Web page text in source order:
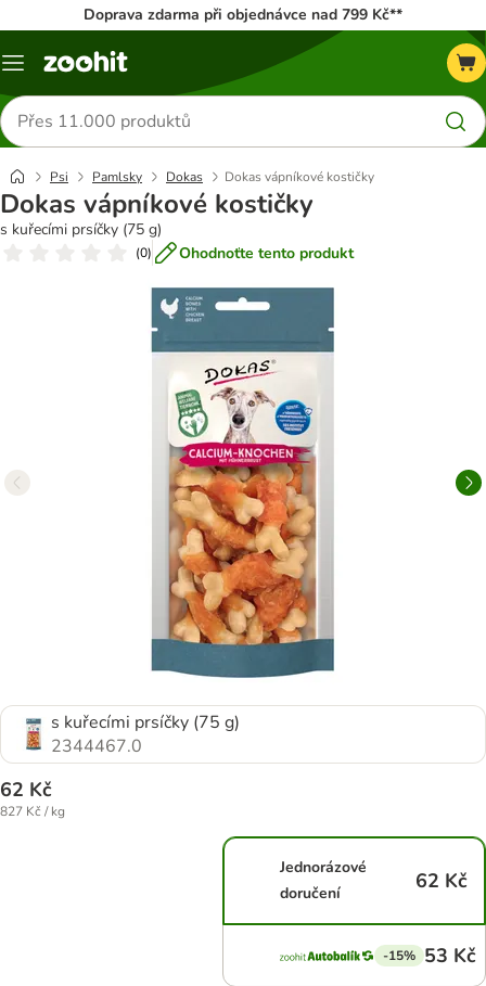
Doprava zdarma při objednávce nad 799 Kč**
Menu
Hledat
produkty
Psi Pamlsky Dokas Dokas vápníkové kostičky
Dokas vápníkové kostičky
s kuřecími prsíčky (75 g)
(0) Ohodnoťte tento produkt
s kuřecími prsíčky (75 g)
2344467.0
62 Kč
827 Kč / kg
Jednorázové
doručení
62 Kč
-15% 53 Kč